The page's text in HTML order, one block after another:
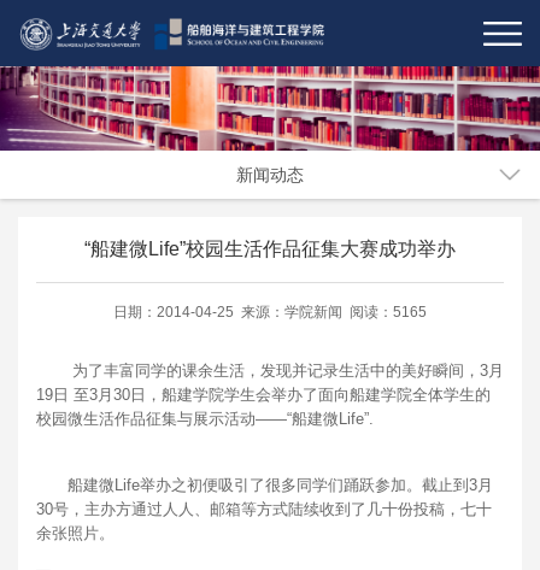
新闻动态
“船建微Life”校园生活作品征集大赛成功举办
日期：2014-04-25 来源：学院新闻 阅读：5165
为了丰富同学的课余生活，发现并记录生活中的美好瞬间，3月
19日 至3月30日，船建学院学生会举办了面向船建学院全体学生的
校园微生活作品征集与展示活动——“船建微Life”.
船建微Life举办之初便吸引了很多同学们踊跃参加。截止到3月
30号，主办方通过人人、邮箱等方式陆续收到了几十份投稿，七十
余张照片。